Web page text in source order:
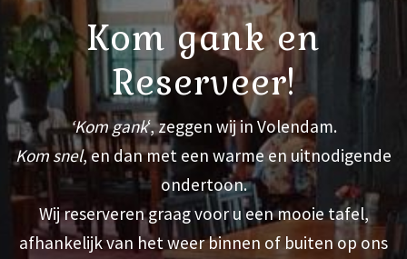
Kom gank en
Reserveer!
‘Kom gank‘, zeggen wij in Volendam.
Kom snel, en dan met een warme en uitnodigende
ondertoon.
Wij reserveren graag voor u een mooie tafel,
afhankelijk van het weer binnen of buiten op ons